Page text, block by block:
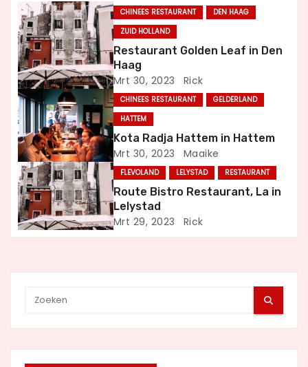
a
v
i
g
a
t
i
e
CHINEES RESTAURANT
DEN HAAG
ZUID HOLLAND
Restaurant Golden Leaf in Den
Haag
Mrt 30, 2023 Rick
CHINEES RESTAURANT
GELDERLAND
HATTEM
Kota Radja Hattem in Hattem
Mrt 30, 2023 Maaike
FLEVOLAND LELYSTAD RESTAURANT
Route Bistro Restaurant, La in
Lelystad
Mrt 29, 2023 Rick